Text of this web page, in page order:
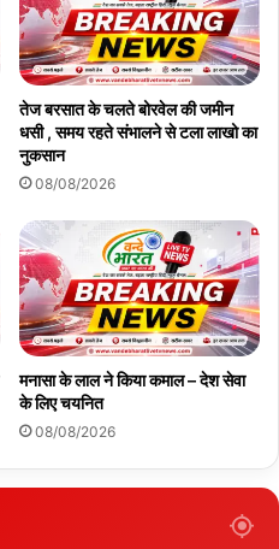
तेज बरसात के चलते बोरवेल की जमीन
धसी , समय रहते संभालने से टला लाखो का
नुकसान
08/08/2026
मनासा के लाल ने किया कमाल – देश सेवा
के लिए चयनित
08/08/2026